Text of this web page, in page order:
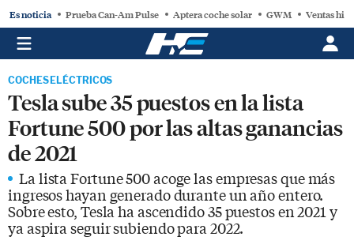
Es noticia Prueba Can-Am Pulse Aptera coche solar GWM Ventas
COCHES ELÉCTRICOS
Tesla sube 35 puestos en la lista
Fortune 500 por las altas ganancias
de 2021
La lista Fortune 500 acoge las empresas que más
ingresos hayan generado durante un año entero.
Sobre esto, Tesla ha ascendido 35 puestos en 2021 y
ya aspira seguir subiendo para 2022.